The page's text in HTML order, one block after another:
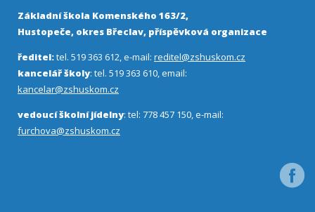
Základní škola Komenského 163/2,
Hustopeče, okres Břeclav, příspěvková organizace
ředitel:tel. 519 363 612, e-mail: reditel@zshuskom.cz
kancelář školy: tel. 519 363 610, email:
kancelar@zshuskom.cz
vedoucí školní jídelny: tel: 778 457 150, e-mail:
furchova@zshuskom.cz